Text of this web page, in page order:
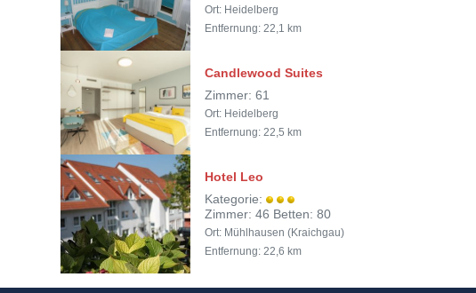
Ort: Heidelberg
Entfernung: 22,1 km
Candlewood Suites
Zimmer: 61
Ort: Heidelberg
Entfernung: 22,5 km
Hotel Leo
Kategorie:
Zimmer: 46 Betten: 80
Ort: Mühlhausen (Kraichgau)
Entfernung: 22,6 km